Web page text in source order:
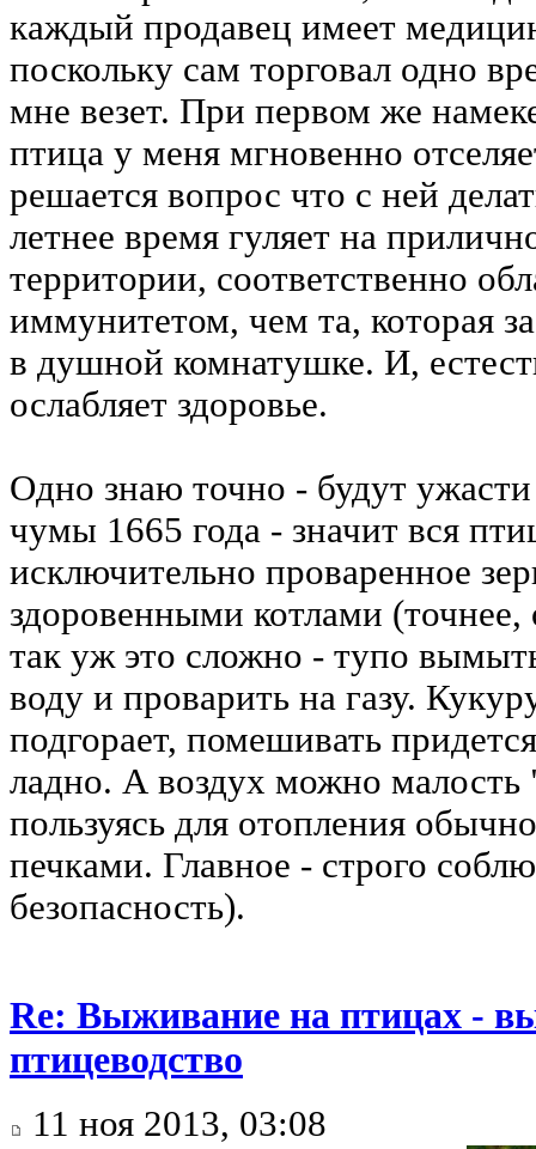
каждый продавец имеет
поскольку сам торговал одно
мне везет. При первом же
птица у меня мгновенно
решается вопрос что с ней
летнее время гуляет на
территории, соответственно
иммунитетом, чем та, которая
в душной комнатушке. И,
ослабляет здоровье.
Одно знаю точно - будут
чумы 1665 года - значит вся
исключительно проваренное
здоровенными котлами
так уж это сложно - тупо
воду и проварить на газу.
подгорает, помешивать
ладно. А воздух можно
пользуясь для отопления
печками. Главное - строго
безопасность).
Re: Выживание на птицах -
птицеводство
11 ноя 2013, 03:08